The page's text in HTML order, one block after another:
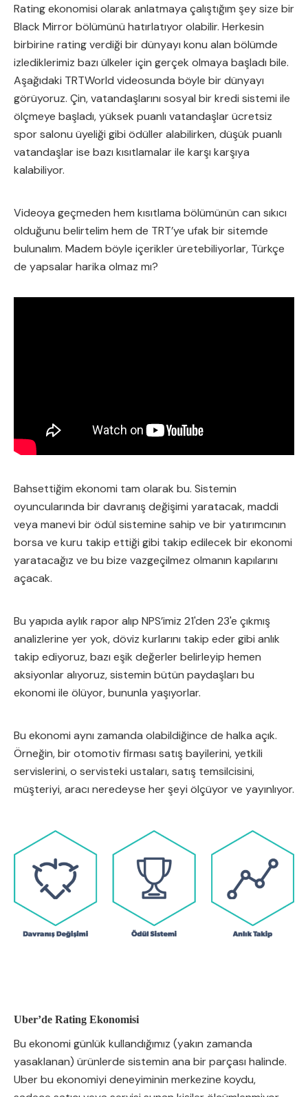
Rating ekonomisi olarak anlatmaya çalıştığım şey size bir
Black Mirror bölümünü hatırlatıyor olabilir. Herkesin
birbirine rating verdiği bir dünyayı konu alan bölümde
izlediklerimiz bazı ülkeler için gerçek olmaya başladı bile.
Aşağıdaki TRTWorld videosunda böyle bir dünyayı
görüyoruz. Çin, vatandaşlarını sosyal bir kredi sistemi ile
ölçmeye başladı, yüksek puanlı vatandaşlar ücretsiz
spor salonu üyeliği gibi ödüller alabilirken, düşük puanlı
vatandaşlar ise bazı kısıtlamalar ile karşı karşıya
kalabiliyor.
Videoya geçmeden hem kısıtlama bölümünün can sıkıcı
olduğunu belirtelim hem de TRT’ye ufak bir sitemde
bulunalım. Madem böyle içerikler üretebiliyorlar, Türkçe
de yapsalar harika olmaz mı?
Bahsettiğim ekonomi tam olarak bu. Sistemin
oyuncularında bir davranış değişimi yaratacak, maddi
veya manevi bir ödül sistemine sahip ve bir yatırımcının
borsa ve kuru takip ettiği gibi takip edilecek bir ekonomi
yaratacağız ve bu bize vazgeçilmez olmanın kapılarını
açacak.
Bu yapıda aylık rapor alıp NPS’imiz 21'den 23'e çıkmış
analizlerine yer yok, döviz kurlarını takip eder gibi anlık
takip ediyoruz, bazı eşik değerler belirleyip hemen
aksiyonlar alıyoruz, sistemin bütün paydaşları bu
ekonomi ile ölüyor, bununla yaşıyorlar.
Bu ekonomi aynı zamanda olabildiğince de halka açık.
Örneğin, bir otomotiv firması satış bayilerini, yetkili
servislerini, o servisteki ustaları, satış temsilcisini,
müşteriyi, aracı neredeyse her şeyi ölçüyor ve yayınlıyor.
Uber’de Rating Ekonomisi
Bu ekonomi günlük kullandığımız (yakın zamanda
yasaklanan) ürünlerde sistemin ana bir parçası halinde.
Uber bu ekonomiyi deneyiminin merkezine koydu,